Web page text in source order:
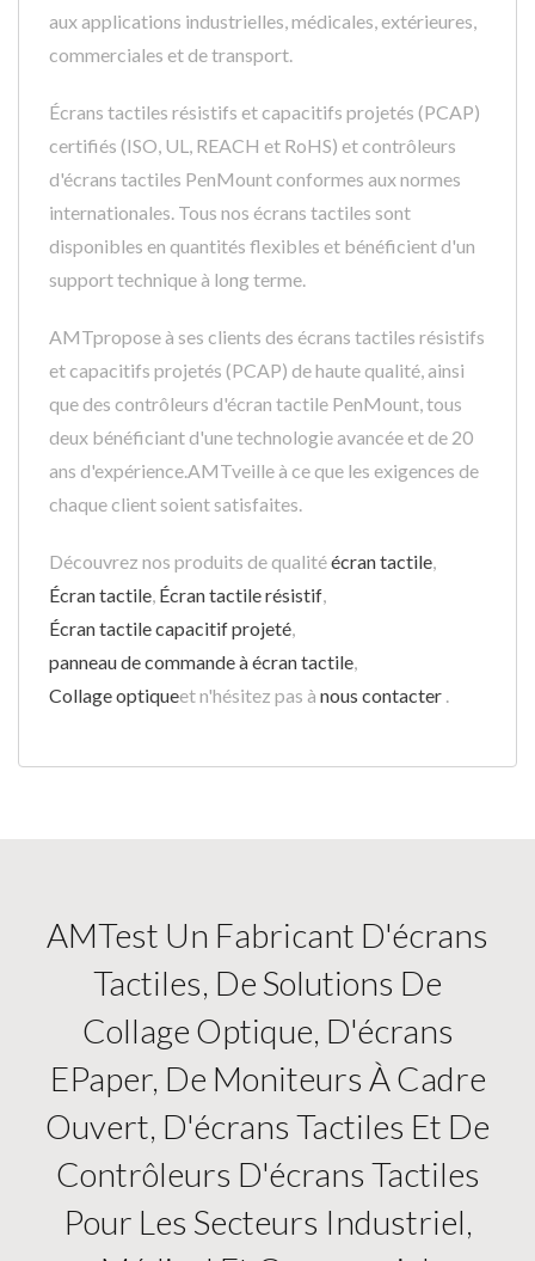
aux applications industrielles, médicales, extérieures,
commerciales et de transport.
Écrans tactiles résistifs et capacitifs projetés (PCAP)
certifiés (ISO, UL, REACH et RoHS) et contrôleurs
d'écrans tactiles PenMount conformes aux normes
internationales. Tous nos écrans tactiles sont
disponibles en quantités flexibles et bénéficient d'un
support technique à long terme.
AMTpropose à ses clients des écrans tactiles résistifs
et capacitifs projetés (PCAP) de haute qualité, ainsi
que des contrôleurs d'écran tactile PenMount, tous
deux bénéficiant d'une technologie avancée et de 20
ans d'expérience.AMTveille à ce que les exigences de
chaque client soient satisfaites.
Découvrez nos produits de qualitéécran tactile
Écran tactile Écran tactile résistif
Écran tactile capacitif projeté
panneau de commande à écran tactile
Collage optiqueet n'hésitez pas à nous contacter
AMTest Un Fabricant D'écrans
Tactiles, De Solutions De
Collage Optique, D'écrans
EPaper, De Moniteurs À Cadre
Ouvert, D'écrans Tactiles Et De
Contrôleurs D'écrans Tactiles
Pour Les Secteurs Industriel,